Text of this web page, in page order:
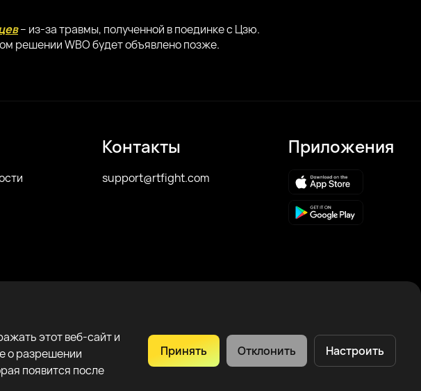
этот веб-сайт и
о разрешении
появится после
Принять Отклонить Настроить
– из-за травмы, полученной в поединке с Цзю.
решении WBO будет объявлено позже.
Контакты
support@rtfight.com
Приложения